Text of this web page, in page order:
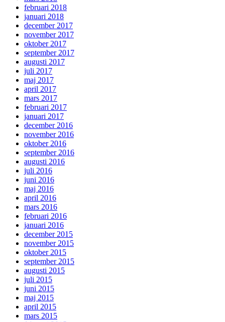
februari 2018
januari 2018
december 2017
november 2017
oktober 2017
september 2017
augusti 2017
juli 2017
maj 2017
april 2017
mars 2017
februari 2017
januari 2017
december 2016
november 2016
oktober 2016
september 2016
augusti 2016
juli 2016
juni 2016
maj 2016
april 2016
mars 2016
februari 2016
januari 2016
december 2015
november 2015
oktober 2015
september 2015
augusti 2015
juli 2015
juni 2015
maj 2015
april 2015
mars 2015